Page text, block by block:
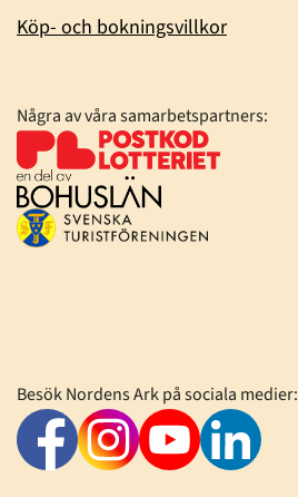
Köp- och bokningsvillkor
Några av våra samarbetspartners:
Besök Nordens Ark på sociala medier: